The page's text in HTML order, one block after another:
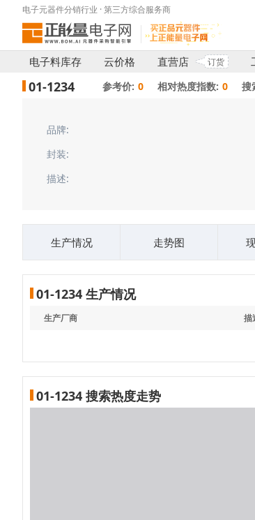
电子元器件分销行业 · 第三方综合服务商
电子料库存 云价格 直营店 订货
01-1234 参考价: 0 相对热度指数: 0 搜
品牌:
封装:
描述:
生产情况 走势图
01-1234 生产情况
生产厂商 描
01-1234 搜索热度走势